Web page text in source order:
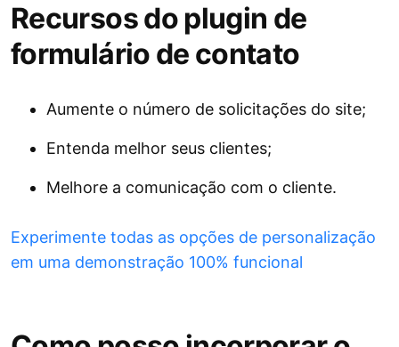
Recursos do plugin de
formulário de contato
Aumente o número de solicitações do site;
Entenda melhor seus clientes;
Melhore a comunicação com o cliente.
Experimente todas as opções de personalização
em uma demonstração 100% funcional